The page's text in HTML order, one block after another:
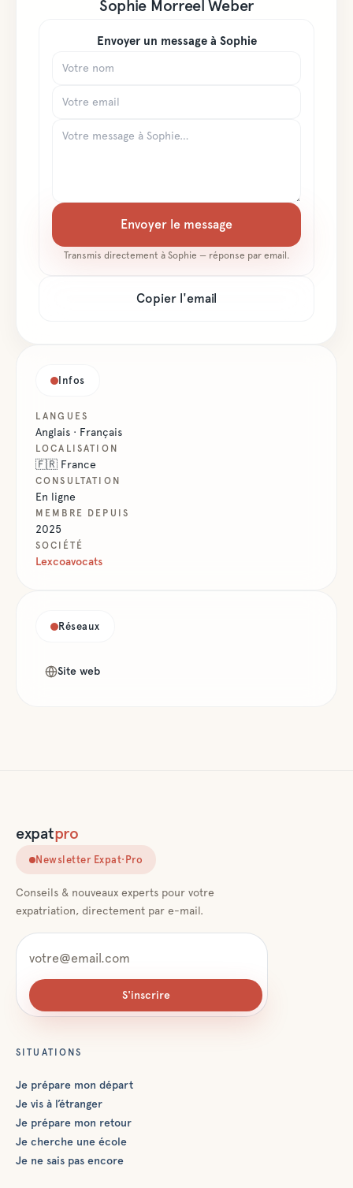
Sophie Morreel Weber
Envoyer un message à Sophie
Envoyer le message
Transmis directement à Sophie — réponse par email.
Copier l'email
Infos
LANGUES
Anglais · Français
LOCALISATION
🇫🇷 France
CONSULTATION
En ligne
MEMBRE DEPUIS
2025
SOCIÉTÉ
Lexcoavocats
Réseaux
Site web
expatpro
Newsletter Expat·Pro
Conseils & nouveaux experts pour votre
expatriation, directement par e-mail.
S'inscrire
SITUATIONS
Je prépare mon départ
Je vis à l’étranger
Je prépare mon retour
Je cherche une école
Je ne sais pas encore